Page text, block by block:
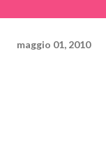
maggio 01, 2010